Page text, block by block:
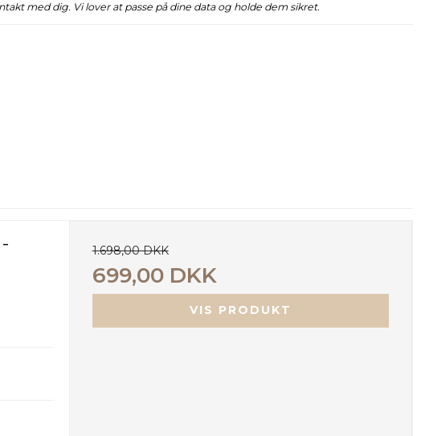
med dig. Vi lover at passe på dine data og holde dem sikret.
1.698,00 DKK
699,00 DKK
VIS PRODUKT